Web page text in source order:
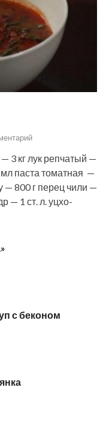
3 кг лук репчатый —
паста томатная —
— 800 г перец чили —
— 1 ст. л. уцхо-
с беконом